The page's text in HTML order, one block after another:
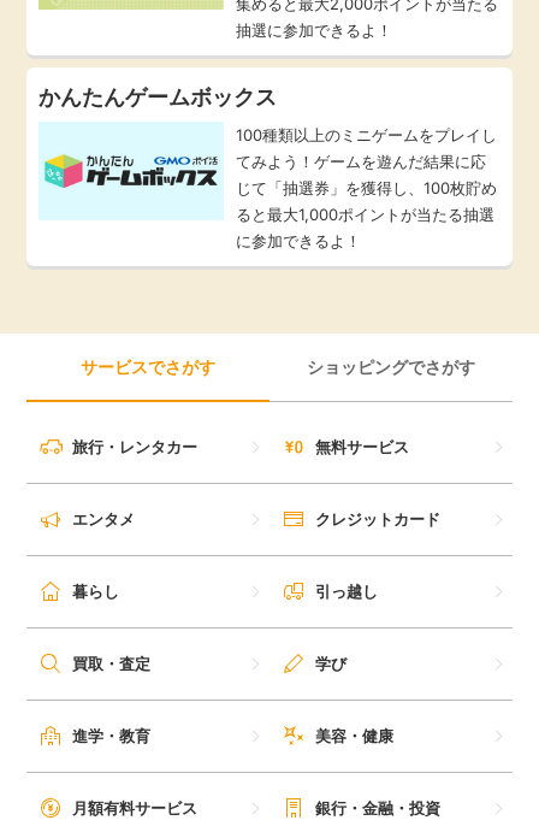
抽選に参加できるよ！
かんたんゲームボックス
100種類以上のミニゲームをプレイし
てみよう！ゲームを遊んだ結果に応
じて「抽選券」を獲得し、100枚貯め
ると最大1,000ポイントが当たる抽選
に参加できるよ！
サービスでさがす ショッピングでさがす
旅行・レンタカー 無料サービス
エンタメ クレジットカード
暮らし 引っ越し
買取・査定 学び
進学・教育 美容・健康
月額有料サービス 銀行・金融・投資